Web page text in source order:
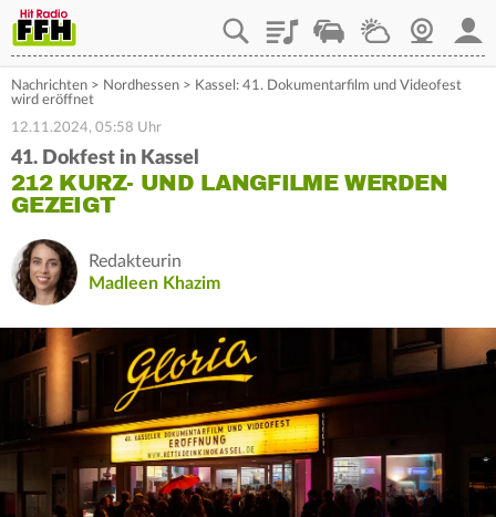
PlaylistStaupilotWetterWebcam
Nachrichten > Nordhessen > Kassel: 41. Dokumentarfilm und Videofest
wird eröffnet
12.11.2024, 05:58 Uhr
41. Dokfest in Kassel
212 KURZ- UND LANGFILME WERDEN
GEZEIGT
Redakteurin
Madleen Khazim